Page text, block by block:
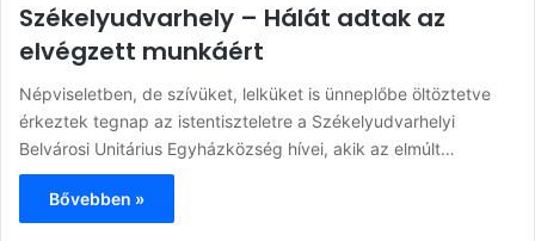
Székelyudvarhely – Hálát adtak az
elvégzett munkáért
Népviseletben, de szívüket, lelküket is ünneplőbe öltöztetve
érkeztek tegnap az istentiszteletre a Székelyudvarhelyi
Belvárosi Unitárius Egyházközség hívei, akik az elmúlt…
Bővebben »